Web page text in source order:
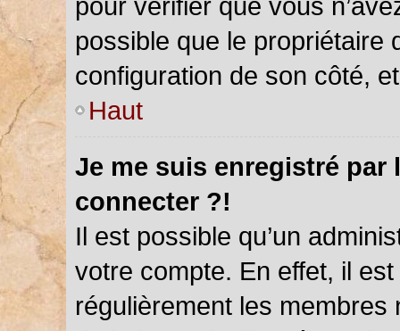
possible que le propriétaire
configuration de son côté,
Haut
Je me suis enregistré par
connecter ?!
Il est possible qu’un
votre compte. En effet, il
régulièrement les